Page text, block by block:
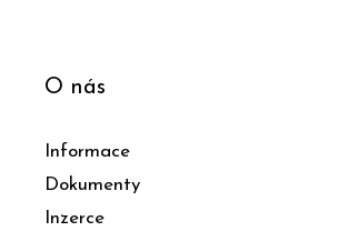
O nás
Informace
Dokumenty
Inzerce